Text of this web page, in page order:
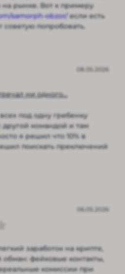
на рынке. Вот к примеру
samorph-obzor/ если есть
попробовать.
ни одного...
08.05.2026
под одну гребенку
другой командой и там
я решил что 10% в
поискать преключений
06.05.2026
заработок на крипте,
фейковые контакты,
комиссии при